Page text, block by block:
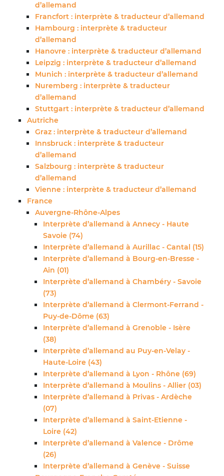
d’allemand
Francfort : interprète & traducteur d’allemand
Hambourg : interprète & traducteur
d’allemand
Hanovre : interprète & traducteur d’allemand
Leipzig : interprète & traducteur d’allemand
Munich : interprète & traducteur d’allemand
Nuremberg : interprète & traducteur
d’allemand
Stuttgart : interprète & traducteur d’allemand
Autriche
Graz : interprète & traducteur d’allemand
Innsbruck : interprète & traducteur
d’allemand
Salzbourg : interprète & traducteur
d’allemand
Vienne : interprète & traducteur d’allemand
France
Auvergne-Rhône-Alpes
Interprète d’allemand à Annecy - Haute
Savoie (74)
Interprète d’allemand à Aurillac - Cantal (15)
Interprète d’allemand à Bourg-en-Bresse -
Ain (01)
Interprète d’allemand à Chambéry - Savoie
(73)
Interprète d’allemand à Clermont-Ferrand -
Puy-de-Dôme (63)
Interprète d’allemand à Grenoble - Isère
(38)
Interprète d’allemand au Puy-en-Velay -
Haute-Loire (43)
Interprète d’allemand à Lyon - Rhône (69)
Interprète d’allemand à Moulins - Allier (03)
Interprète d’allemand à Privas - Ardèche
(07)
Interprète d’allemand à Saint-Etienne -
Loire (42)
Interprète d’allemand à Valence - Drôme
(26)
Interprète d’allemand à Genève - Suisse